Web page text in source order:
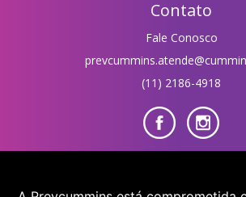
Contato
Fale Conosco
(11) 2186-4918